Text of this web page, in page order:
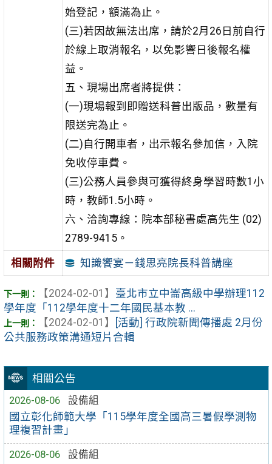
相關公告
2026-08-06
設備組
國立彰化師範大學「115學年度全國高三暑假學測物
理複習計畫」
2026-08-06
設備組
始登記，額滿為止。
(三)若因故無法出席，請於2月26日前自行
於線上取消報名，以免影響日後報名權
益。
五、現場出席者將提供：
(一)現場報到即贈送科普出版品，數量有
限送完為止。
(二)自行開車者，出示報名參加信，入院
免收停車費。
(三)公務人員參與可獲得終身學習時數1小
時，教師1.5小時。
六、洽詢專線：院本部秘書處高先生 (02)
2789-9415。
相關附件 知識饗宴－錢思亮院長科普講座
【2024-02-01】 臺北市立中崙高級中學辦理112
學年度「112學年度十二年國民基本教 ...
【2024-02-01】
[活動] 行政院新聞傳播處 2月份
公共服務政策溝通短片合輯